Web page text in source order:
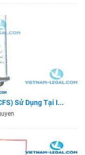
Sử Dụng Tại I...